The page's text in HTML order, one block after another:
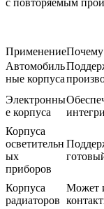
с повторяемым
ПрименениеПочему
Автомобиль
ные корпуса
Электронны
е корпуса
Корпуса
осветительн
ых
приборов
Корпуса
радиаторов
Может